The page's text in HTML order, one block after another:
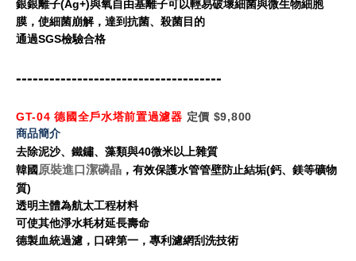
銀銀離子(Ag+)與氧自由基離子可以輕易破壞細菌與微生物細胞
膜，使細菌崩解，達到抗菌、殺菌目的
通過SGS檢驗合格
-------------------------------------
GT-04 德國全戶水塔前置過濾器 定價 $9,800
商品簡介
去除泥沙、鐵鏽、藻類與40微米以上雜質
韓國 原裝進口潔磷晶 ，有效保護水管管壁防止結垢(鈣、鎂等礦物
質)
透明主體為航太工程材料
可使其他淨水耗材延長壽命
德製血統過濾，口碑第一，專利濾網刮洗技術